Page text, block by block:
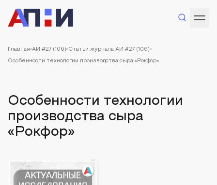
Главная АИ #27 (106) Статьи журнала АИ #27 (106)
Особенности технологии производства сыра «Рокфор»
Особенности технологии
производства сыра
«Рокфор»